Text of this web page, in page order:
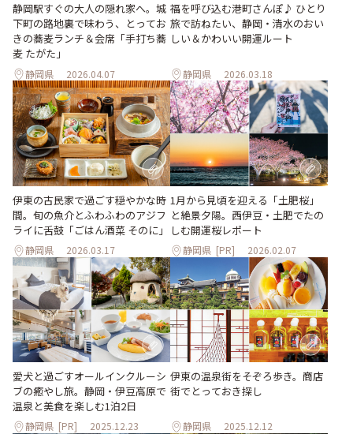
静岡駅すぐの大人の隠れ家へ。城
下町の路地裏で味わう、とってお
きの蕎麦ランチ＆会席「手打ち蕎
麦 たがた」
静岡県 2026.04.07
福を呼び込む港町さんぽ♪ ひとり
旅で訪ねたい、静岡・清水のおい
しい＆かわいい開運ルート
静岡県 2026.03.18
伊東の古民家で過ごす穏やかな時
間。旬の魚介とふわふわのアジフ
ライに舌鼓「ごはん酒菜 そのに」
静岡県 2026.03.17
1月から見頃を迎える「土肥桜」
と絶景夕陽。西伊豆・土肥でたの
しむ開運桜レポート
静岡県 [PR] 2026.02.07
愛犬と過ごすオールインクルーシ
ブの癒やし旅。静岡・伊豆高原で
温泉と美食を楽しむ1泊2日
静岡県 [PR] 2025.12.23
伊東の温泉街をそぞろ歩き。商店
街でとっておき探し
静岡県 2025.12.12